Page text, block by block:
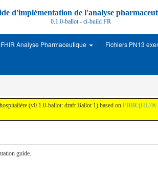
d'implémentation de l'analyse
0.1.0-ballot - ci-build FR
Analyse Pharmaceutique Fichiers PN13
(v0.1.0-ballot: draft Ballot 1) based on FHIR (HL7®
guide.